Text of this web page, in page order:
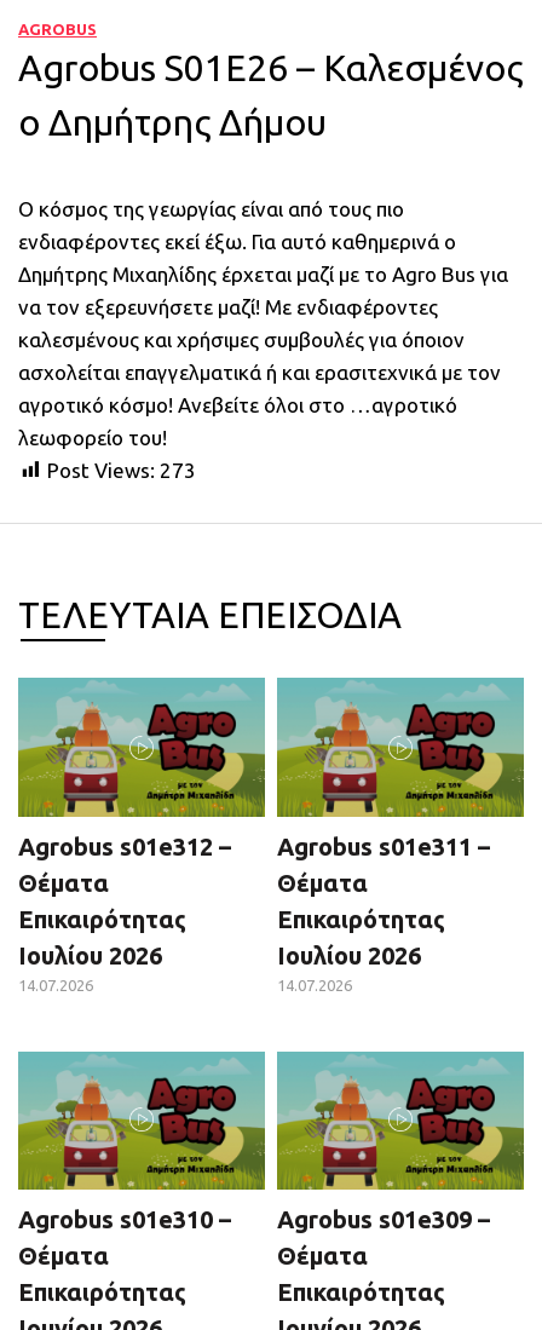
AGROBUS
Agrobus S01E26 – Καλεσμένος
ο Δημήτρης Δήμου
Ο κόσμος της γεωργίας είναι από τους πιο
ενδιαφέροντες εκεί έξω. Για αυτό καθημερινά ο
Δημήτρης Μιχαηλίδης έρχεται μαζί με το Agro Bus για
να τον εξερευνήσετε μαζί! Με ενδιαφέροντες
καλεσμένους και χρήσιμες συμβουλές για όποιον
ασχολείται επαγγελματικά ή και ερασιτεχνικά με τον
αγροτικό κόσμο! Ανεβείτε όλοι στο …αγροτικό
λεωφορείο του!
Post Views: 273
ΤΕΛΕΥΤΑΙΑ ΕΠΕΙΣΟΔΙΑ
Agrobus s01e312 –
Θέματα
Επικαιρότητας
Ιουλίου 2026
14.07.2026
Agrobus s01e311 –
Θέματα
Επικαιρότητας
Ιουλίου 2026
14.07.2026
Agrobus s01e310 –
Θέματα
Επικαιρότητας
Agrobus s01e309 –
Θέματα
Επικαιρότητας